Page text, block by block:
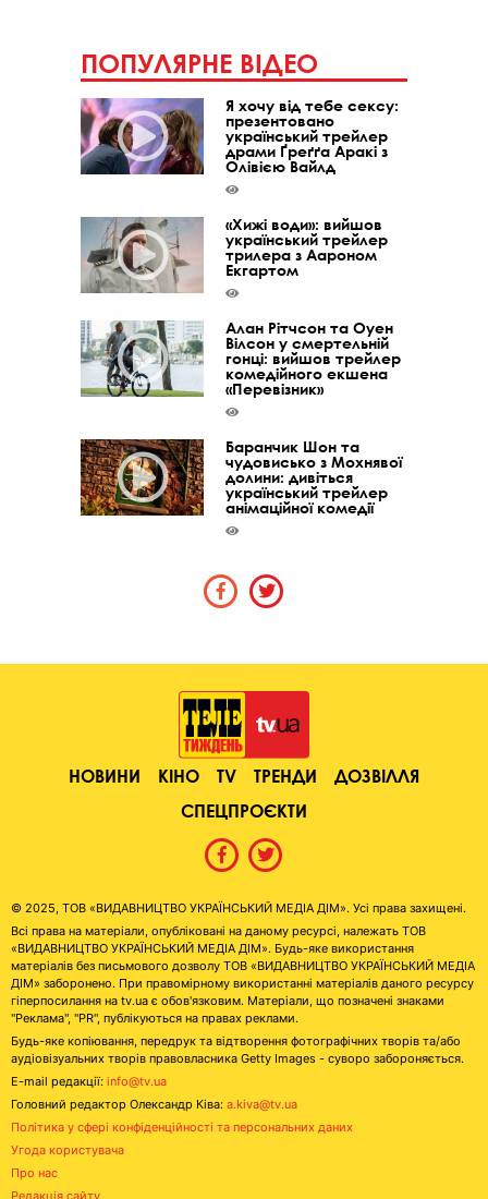
ПОПУЛЯРНЕ ВІДЕО
Я хочу від тебе сексу:
презентовано
український трейлер
драми Ґреґґа Аракі з
Олівією Вайлд
«Хижі води»: вийшов
український трейлер
трилера з Аароном
Екгартом
Алан Рітчсон та Оуен
Вілсон у смертельній
гонці: вийшов трейлер
комедійного екшена
«Перевізник»
Баранчик Шон та
чудовисько з Мохнявої
долини: дивіться
український трейлер
анімаційної комедії
НОВИНИ КІНО TV ТРЕНДИ
ДОЗВІЛЛЯ
СПЕЦПРОЄКТИ
© 2025, ТОВ «ВИДАВНИЦТВО УКРАЇНСЬКИЙ МЕДІА ДІМ». Усі права захищені.
Всі права на матеріали, опубліковані на даному ресурсі, належать ТОВ
«ВИДАВНИЦТВО УКРАЇНСЬКИЙ МЕДІА ДІМ». Будь-яке використання
матеріалів без письмового дозволу ТОВ «ВИДАВНИЦТВО УКРАЇНСЬКИЙ МЕДІА
ДІМ» заборонено. При правомірному використанні матеріалів даного ресурсу
гіперпосилання на tv.ua є обов'язковим. Матеріали, що позначені знаками
"Реклама", "PR", публікуються на правах реклами.
Будь-яке копіювання, передрук та відтворення фотографічних творів та/або
аудіовізуальних творів правовласника Getty Images - суворо забороняється.
E-mail редакції: info@tv.ua
Головний редактор Олександр Ківа: a.kiva@tv.ua
Політика у сфері конфіденційності та персональних даних
Угода користувача
Про нас